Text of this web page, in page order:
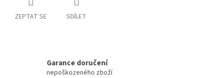
ZEPTAT SE SDÍLET
Garance doručení
nepoškozeného zboží